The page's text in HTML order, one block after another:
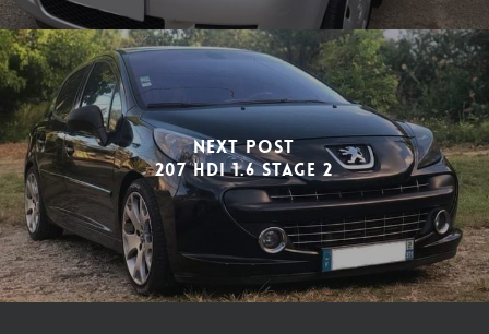
Next Post
207 HDI 1.6 Stage 2